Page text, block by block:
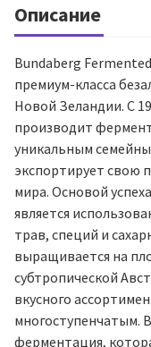
Описание
Bundaberg
премиум-класса
Новой Зеландии. С
производит
уникальным
экспортирует свою
мира. Основой
является
трав, специй и
выращивается на
субтропической
вкусного
многоступенчатым.
ферментация,